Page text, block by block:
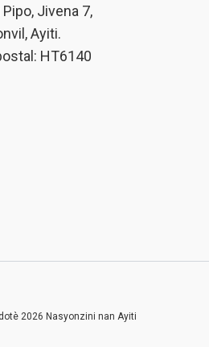
Pipo, Jivena 7,
Ayiti.
HT6140
2026 Nasyonzini nan Ayiti